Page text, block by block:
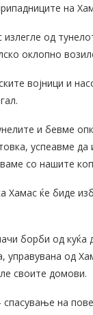
на
од
оклопно
војници и
и бевме
успеавме
со нашите
Хамас ќе биде
борби од
управувана од
своите домови.
на